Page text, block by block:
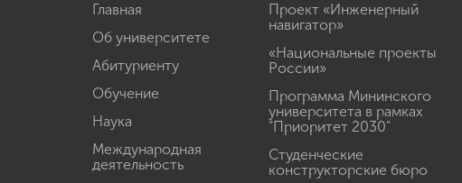
Главная
Об университете
Абитуриенту
Обучение
Наука
Международная
деятельность
Проект «Инженерный
навигатор»
«Национальные проекты
России»
Программа Мининского
университета в рамках
"Приоритет 2030"
Студенческие
конструкторские бюро